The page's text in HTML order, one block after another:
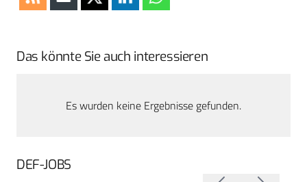
Das könnte Sie auch interessieren
Es wurden keine Ergebnisse gefunden.
DEF-JOBS